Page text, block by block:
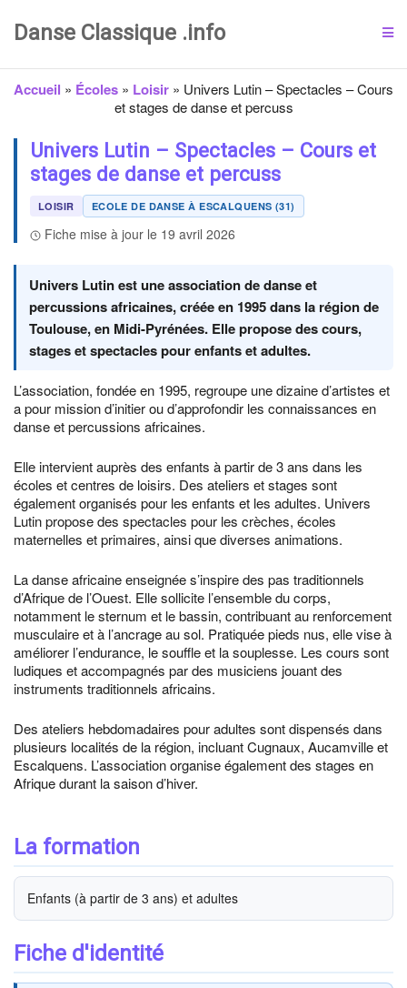
Danse Classique .info
Accueil » Écoles » Loisir » Univers Lutin – Spectacles – Cours
et stages de danse et percuss
Univers Lutin – Spectacles – Cours et
stages de danse et percuss
LOISIR ECOLE DE DANSE À ESCALQUENS (31)
Fiche mise à jour le 19 avril 2026
Univers Lutin est une association de danse et
percussions africaines, créée en 1995 dans la région de
Toulouse, en Midi-Pyrénées. Elle propose des cours,
stages et spectacles pour enfants et adultes.
L’association, fondée en 1995, regroupe une dizaine d’artistes et
a pour mission d’initier ou d’approfondir les connaissances en
danse et percussions africaines.
Elle intervient auprès des enfants à partir de 3 ans dans les
écoles et centres de loisirs. Des ateliers et stages sont
également organisés pour les enfants et les adultes. Univers
Lutin propose des spectacles pour les crèches, écoles
maternelles et primaires, ainsi que diverses animations.
La danse africaine enseignée s’inspire des pas traditionnels
d’Afrique de l’Ouest. Elle sollicite l’ensemble du corps,
notamment le sternum et le bassin, contribuant au renforcement
musculaire et à l’ancrage au sol. Pratiquée pieds nus, elle vise à
améliorer l’endurance, le souffle et la souplesse. Les cours sont
ludiques et accompagnés par des musiciens jouant des
instruments traditionnels africains.
Des ateliers hebdomadaires pour adultes sont dispensés dans
plusieurs localités de la région, incluant Cugnaux, Aucamville et
Escalquens. L’association organise également des stages en
Afrique durant la saison d’hiver.
La formation
Enfants (à partir de 3 ans) et adultes
Fiche d'identité